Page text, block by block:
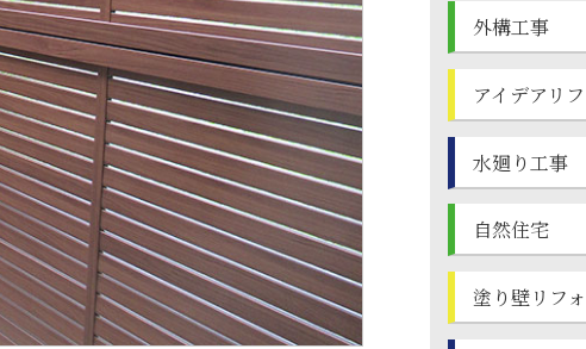
外構工事
アイデアリ
水廻り工事
自然住宅
塗り壁リフ